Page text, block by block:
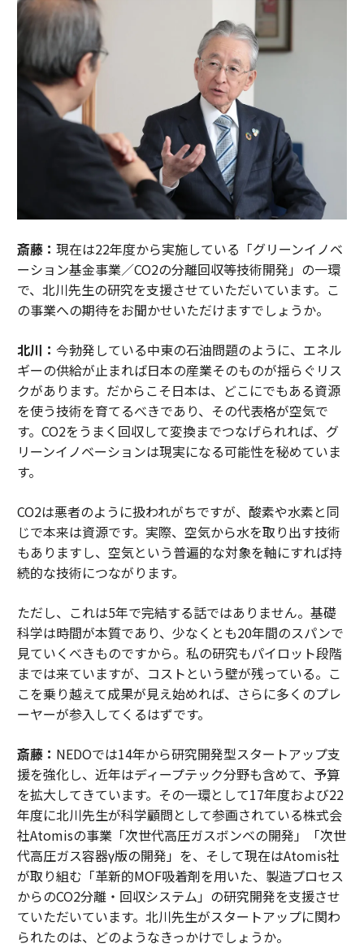
斎藤： 現在は22年度から実施している「グリーンイノベ
ーション基金事業／CO2の分離回収等技術開発」の一環
で、北川先生の研究を支援させていただいています。こ
の事業への期待をお聞かせいただけますでしょうか。
北川： 今勃発している中東の石油問題のように、エネル
ギーの供給が止まれば日本の産業そのものが揺らぐリス
クがあります。だからこそ日本は、どこにでもある資源
を使う技術を育てるべきであり、その代表格が空気で
す。CO2をうまく回収して変換までつなげられれば、グ
リーンイノベーションは現実になる可能性を秘めていま
す。
CO2は悪者のように扱われがちですが、酸素や水素と同
じで本来は資源です。実際、空気から水を取り出す技術
もありますし、空気という普遍的な対象を軸にすれば持
続的な技術につながります。
ただし、これは5年で完結する話ではありません。基礎
科学は時間が本質であり、少なくとも20年間のスパンで
見ていくべきものですから。私の研究もパイロット段階
までは来ていますが、コストという壁が残っている。こ
こを乗り越えて成果が見え始めれば、さらに多くのプレ
ーヤーが参入してくるはずです。
斎藤： NEDOでは14年から研究開発型スタートアップ支
援を強化し、近年はディープテック分野も含めて、予算
を拡大してきています。その一環として17年度および22
年度に北川先生が科学顧問として参画されている株式会
社Atomisの事業「次世代高圧ガスボンベの開発」「次世
代高圧ガス容器γ版の開発」を、そして現在はAtomis社
が取り組む「革新的MOF吸着剤を用いた、製造プロセス
からのCO2分離・回収システム」の研究開発を支援させ
ていただいています。北川先生がスタートアップに関わ
られたのは、どのようなきっかけでしょうか。